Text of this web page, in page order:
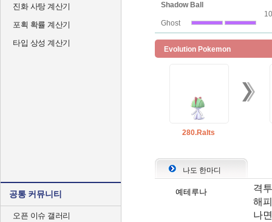
진화 사탕 계산기
포획 확률 계산기
타입 상성 계산기
공통 커뮤니티
오픈 이슈 갤러리
Shadow Ball
Ghost
Evolution Pokemon
280.Ralts
나도 한마디
예테루나
격
해
나면